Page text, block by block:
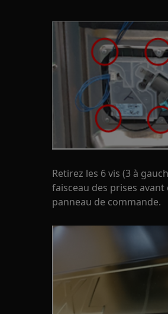
Retirez les 6 vis (3 à
faisceau des prises
panneau de commande.